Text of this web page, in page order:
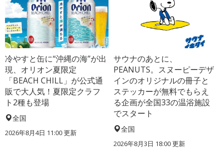
冷やすと缶に“沖縄の海”が出
現、オリオン夏限定
「BEACH CHILL」が公式通
販で大人気！夏限定クラフ
ト2種も登場
全国
2026年8月4日 11:00更新
サウナのあとに、
PEANUTS。スヌーピーデザ
インのオリジナルの冊子と
ステッカーが無料でもらえ
る企画が全国33の温浴施設
でスタート
全国
2026年8月3日 18:00更新